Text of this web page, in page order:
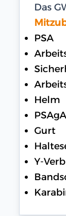
Das
PSA
Helm
PSAgA
Gurt
Y-